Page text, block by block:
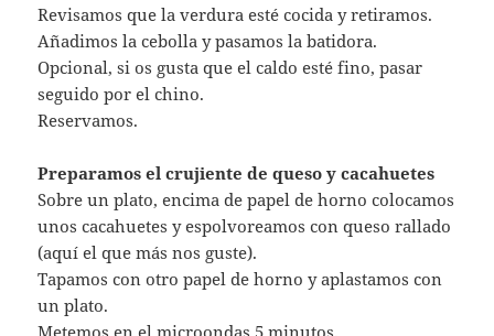
Revisamos que la verdura esté cocida y retiramos.
Añadimos la cebolla y pasamos la batidora.
Opcional, si os gusta que el caldo esté fino, pasar
seguido por el chino.
Reservamos.
Preparamos el crujiente de queso y cacahuetes
Sobre un plato, encima de papel de horno colocamos
unos cacahuetes y espolvoreamos con queso rallado
(aquí el que más nos guste).
Tapamos con otro papel de horno y aplastamos con
un plato.
Metemos en el microondas 5 minutos.